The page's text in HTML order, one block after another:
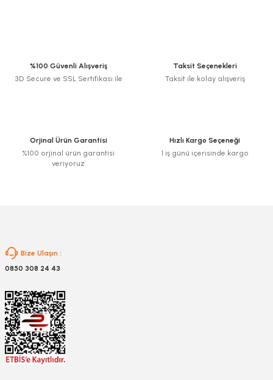
Ürün resmi kalitesiz, bozuk veya görüntülenemiyor.
Bu ürüne benzer farklı alternatifler olmalı.
%100 Güvenli Alışveriş
3D Secure ve SSL Sertifikası ile
Taksit Seçenekleri
Taksit ile kolay alışveriş
Orjinal Ürün Garantisi
%100 orjinal ürün garantisi
veriyoruz
Hızlı Kargo Seçeneği
1 iş günü içerisinde kargo
Bize Ulaşın :
0850 308 24 43